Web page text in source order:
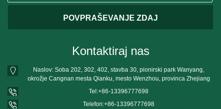
Kontaktiraj nas
Naslov: Soba 202, 302, 402, stavba 30, pionirski park Wanyang,
okrožje Cangnan mesta Qianku, mesto Wenzhou, provinca Zhejiang
Tel:+86-13396777698
Telefon:+86-13396777698